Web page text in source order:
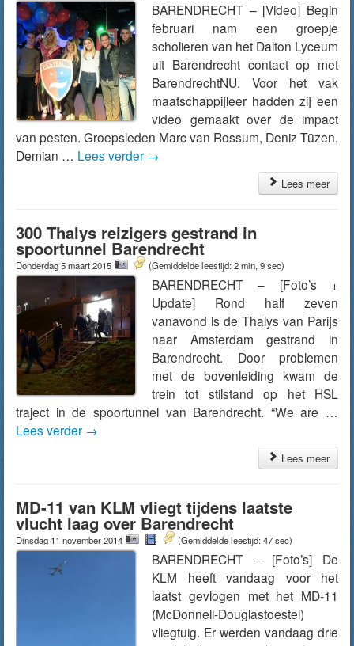
BARENDRECHT – [Video] Begin
februari nam een groepje
scholieren van het Dalton Lyceum
uit Barendrecht contact op met
BarendrechtNU. Voor het vak
maatschappijleer hadden zij een
video gemaakt over de impact
van pesten. Groepsleden Marc van Rossum, Deniz Tüzen,
Demian … Lees verder →
Lees meer
300 Thalys reizigers gestrand in
spoortunnel Barendrecht
Donderdag 5 maart 2015 (Gemiddelde leestijd: 2 min, 9 sec)
BARENDRECHT – [Foto’s +
Update] Rond half zeven
vanavond is de Thalys van Parijs
naar Amsterdam gestrand in
Barendrecht. Door problemen
met de bovenleiding kwam de
trein tot stilstand op het HSL
traject in de spoortunnel van Barendrecht. “We are …
Lees verder →
Lees meer
MD-11 van KLM vliegt tijdens laatste
vlucht laag over Barendrecht
Dinsdag 11 november 2014 (Gemiddelde leestijd: 47 sec)
BARENDRECHT – [Foto’s] De
KLM heeft vandaag voor het
laatst gevlogen met het MD-11
(McDonnell-Douglastoestel)
vliegtuig. Er werden vandaag drie